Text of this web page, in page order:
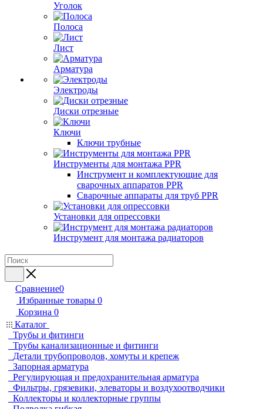
Уголок
Полоса
Лист
Арматура
Электроды
Диски отрезные
Ключи
Ключи трубные
Инструменты для монтажа PPR
Инструмент и комплектующие для
сварочных аппаратов PPR
Сварочные аппараты для труб PPR
Установки для опрессовки
Инструмент для монтажа радиаторов
Сравнение0
Избранные товары 0
Корзина 0
Каталог
Трубы и фитинги
Трубы канализационные и фитинги
Детали трубопроводов, хомуты и крепеж
Запорная арматура
Регулирующая и предохранительная арматура
Фильтры, грязевики, элеваторы и воздухоотводчики
Коллекторы и коллекторные группы